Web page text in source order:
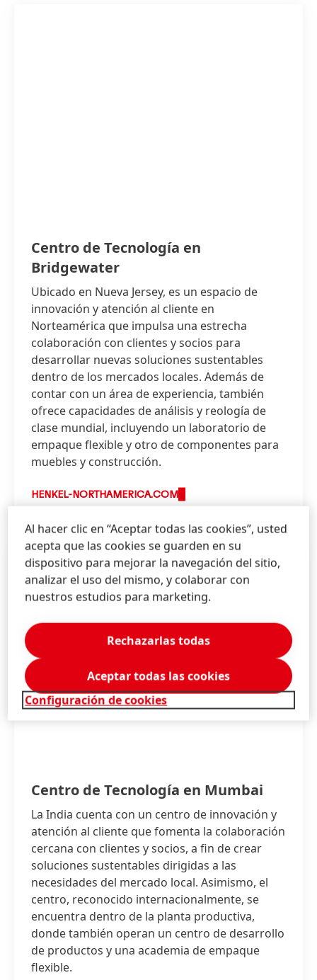
Centro de Tecnología en
Bridgewater
Ubicado en Nueva Jersey, es un espacio de
innovación y atención al cliente en
Norteamérica que impulsa una estrecha
colaboración con clientes y socios para
desarrollar nuevas soluciones sustentables
dentro de los mercados locales. Además de
contar con un área de experiencia, también
ofrece capacidades de análisis y reología de
clase mundial, incluyendo un laboratorio de
empaque flexible y otro de componentes para
muebles y construcción.
HENKEL-NORTHAMERICA.COM
Centro de Tecnología en Mumbai
La India cuenta con un centro de innovación y
atención al cliente que fomenta la colaboración
cercana con clientes y socios, a fin de crear
soluciones sustentables dirigidas a las
necesidades del mercado local. Asimismo, el
centro, reconocido internacionalmente, se
encuentra dentro de la planta productiva,
donde también operan un centro de desarrollo
de productos y una academia de empaque
flexible.
Al hacer clic en “Aceptar todas las cookies”, usted
acepta que las cookies se guarden en su
dispositivo para mejorar la navegación del sitio,
analizar el uso del mismo, y colaborar con
nuestros estudios para marketing.
Configuración de cookies
Rechazarlas todas
Aceptar todas las cookies